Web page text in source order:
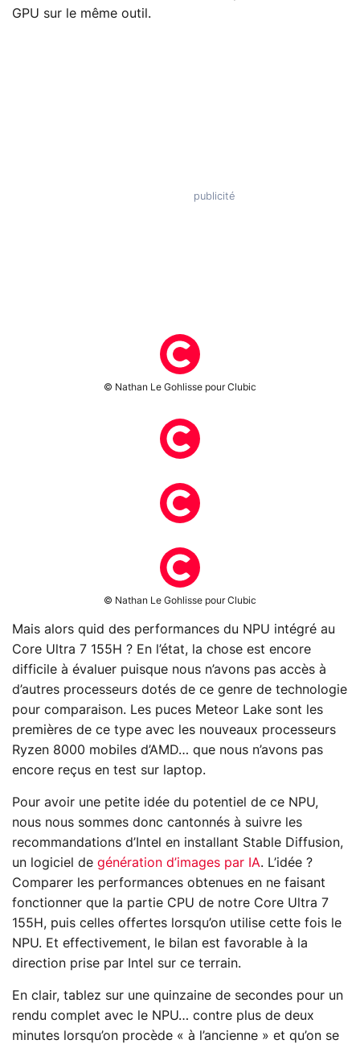
GPU sur le même outil.
© Nathan Le Gohlisse pour Clubic
© Nathan Le Gohlisse pour Clubic
Mais alors quid des performances du NPU intégré au
Core Ultra 7 155H ? En l’état, la chose est encore
difficile à évaluer puisque nous n’avons pas accès à
d’autres processeurs dotés de ce genre de technologie
pour comparaison. Les puces Meteor Lake sont les
premières de ce type avec les nouveaux processeurs
Ryzen 8000 mobiles d’AMD… que nous n’avons pas
encore reçus en test sur laptop.
Pour avoir une petite idée du potentiel de ce NPU,
nous nous sommes donc cantonnés à suivre les
recommandations d’Intel en installant Stable Diffusion,
un logiciel de génération d’images par IA. L’idée ?
Comparer les performances obtenues en ne faisant
fonctionner que la partie CPU de notre Core Ultra 7
155H, puis celles offertes lorsqu’on utilise cette fois le
NPU. Et effectivement, le bilan est favorable à la
direction prise par Intel sur ce terrain.
En clair, tablez sur une quinzaine de secondes pour un
rendu complet avec le NPU… contre plus de deux
minutes lorsqu’on procède « à l’ancienne » et qu’on se